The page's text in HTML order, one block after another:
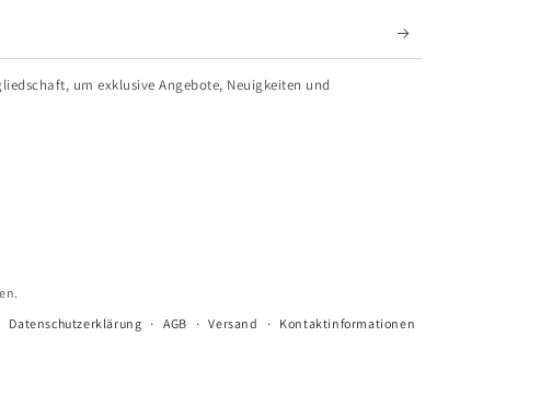
um exklusive Angebote, Neuigkeiten und
Datenschutzerklärung AGB Versand
Kontaktinformationen